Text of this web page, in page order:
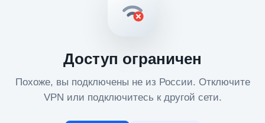
Доступ ограничен
Похоже, вы подключены не из России. Отключите
VPN или подключитесь к другой сети.